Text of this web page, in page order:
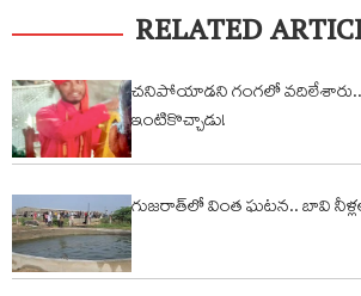
RELATED
చనిపోయాడని గంగలో
ఇంటికొచ్చాడు!
గుజరాత్‌లో వింత ఘటన.. బావి